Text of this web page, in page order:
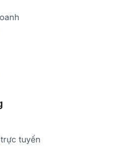
hàng ngày
tuyến